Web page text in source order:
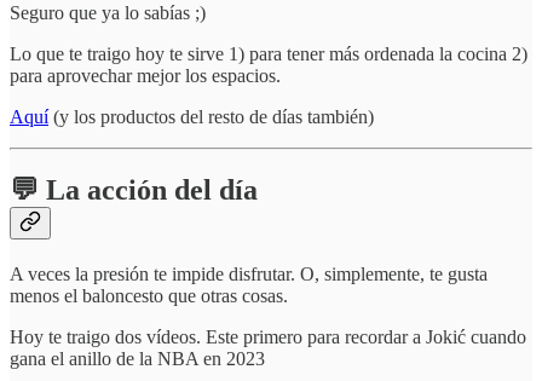
Seguro que ya lo sabías ;)
Lo que te traigo hoy te sirve 1) para tener más ordenada la cocina 2)
para aprovechar mejor los espacios.
Aquí(y los productos del resto de días también)
💬 La acción del día
A veces la presión te impide disfrutar. O, simplemente, te gusta
menos el baloncesto que otras cosas.
Hoy te traigo dos vídeos. Este primero para recordar a Jokić cuando
gana el anillo de la NBA en 2023